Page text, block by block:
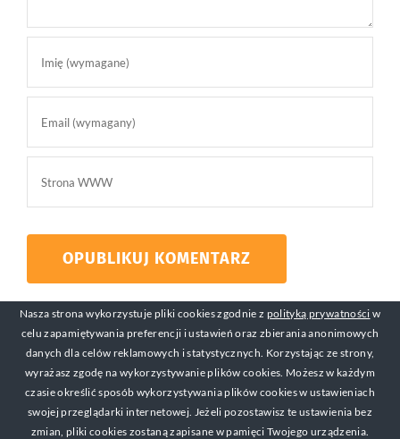
© Copyright 2017-2019 Michał Mackiewicz Kontakt:
Nasza strona wykorzystuje pliki cookies zgodnie z polityką prywatności w
celu zapamiętywania preferencji i ustawień oraz zbierania anonimowych
danych dla celów reklamowych i statystycznych. Korzystając ze strony,
wyrażasz zgodę na wykorzystywanie plików cookies. Możesz w każdym
czasie określić sposób wykorzystywania plików cookies w ustawieniach
swojej przeglądarki internetowej. Jeżeli pozostawisz te ustawienia bez
zmian, pliki cookies zostaną zapisane w pamięci Twojego urządzenia.